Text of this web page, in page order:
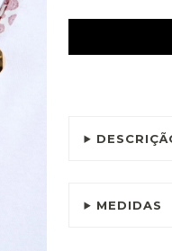
MEDIDAS